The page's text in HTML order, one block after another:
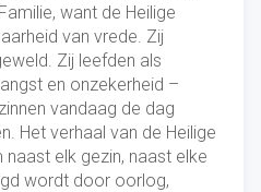
want de Heilige
van vrede. Zij
Zij leefden als
en onzekerheid –
vandaag de dag
Het verhaal van de Heilige
elk gezin, naast elke
wordt door oorlog,